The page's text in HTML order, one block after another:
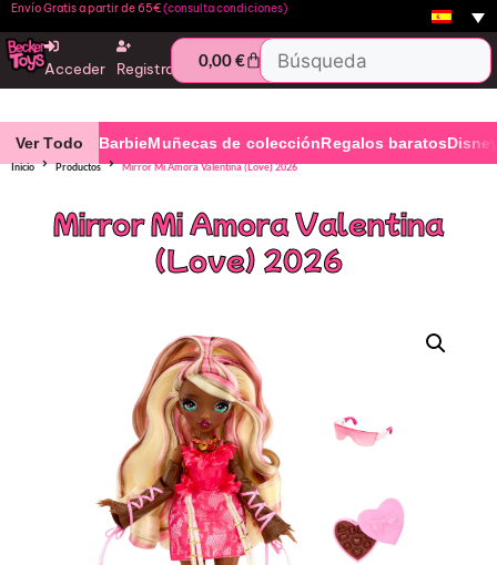
Envío Gratis a partir de 65€(consulta condiciones)
Acceder Registro 0,00€
Ver Todo BarbieMuñecas de colecciónRegalos baratos
Inicio Productos Mirror Mi Amora Valentina (Love) 2026
Mirror Mi Amora Valentina
(Love) 2026